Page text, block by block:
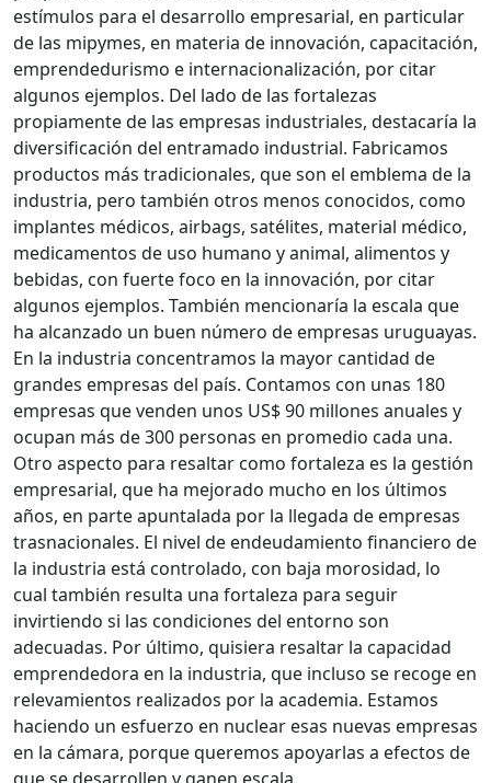
estímulos para el desarrollo empresarial, en particular
de las mipymes, en materia de innovación, capacitación,
emprendedurismo e internacionalización, por citar
algunos ejemplos. Del lado de las fortalezas
propiamente de las empresas industriales, destacaría la
diversificación del entramado industrial. Fabricamos
productos más tradicionales, que son el emblema de la
industria, pero también otros menos conocidos, como
implantes médicos, airbags, satélites, material médico,
medicamentos de uso humano y animal, alimentos y
bebidas, con fuerte foco en la innovación, por citar
algunos ejemplos. También mencionaría la escala que
ha alcanzado un buen número de empresas uruguayas.
En la industria concentramos la mayor cantidad de
grandes empresas del país. Contamos con unas 180
empresas que venden unos US$ 90 millones anuales y
ocupan más de 300 personas en promedio cada una.
Otro aspecto para resaltar como fortaleza es la gestión
empresarial, que ha mejorado mucho en los últimos
años, en parte apuntalada por la llegada de empresas
trasnacionales. El nivel de endeudamiento financiero de
la industria está controlado, con baja morosidad, lo
cual también resulta una fortaleza para seguir
invirtiendo si las condiciones del entorno son
adecuadas. Por último, quisiera resaltar la capacidad
emprendedora en la industria, que incluso se recoge en
relevamientos realizados por la academia. Estamos
haciendo un esfuerzo en nuclear esas nuevas empresas
en la cámara, porque queremos apoyarlas a efectos de